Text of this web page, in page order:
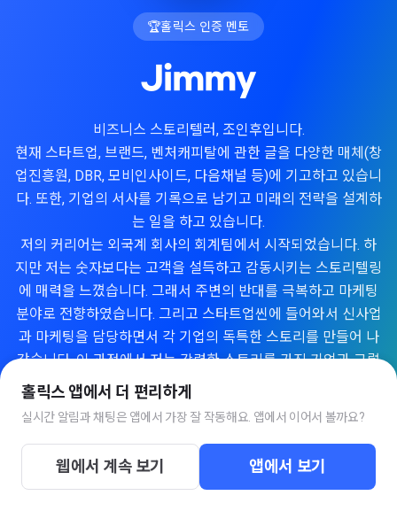
🏆홀릭스 인증 멘토
Jimmy
비즈니스 스토리텔러, 조인후입니다.
현재 스타트업, 브랜드, 벤처캐피탈에 관한 글을 다양한 매체(창
업진흥원, DBR, 모비인사이드, 다음채널 등)에 기고하고 있습니
다. 또한, 기업의 서사를 기록으로 남기고 미래의 전략을 설계하
는 일을 하고 있습니다.
저의 커리어는 외국계 회사의 회계팀에서 시작되었습니다. 하
지만 저는 숫자보다는 고객을 설득하고 감동시키는 스토리텔링
에 매력을 느꼈습니다. 그래서 주변의 반대를 극복하고 마케팅
분야로 전향하였습니다. 그리고 스타트업씬에 들어와서 신사업
과 마케팅을 담당하면서 각 기업의 독특한 스토리를 만들어 나
갔습니다. 이 과정에서 저는 강력한 스토리를 가진 기업과 그렇
지 않은 기업 사이에 큰 차이가 있다는 것을 몸소 느꼈습니다.
신만의 스토리를 가지고 있기 때문에 우리 모두는 스토리텔러
가 될 수 있습니다. 스토리는 단순히 기억에 남는 것뿐만 아니라
감정에 영향을 줍니다. 우리를 감정의 롤러코스터에 태워 행복
홀릭스 앱에서 더 편리하게
실시간 알림과 채팅은 앱에서 가장 잘 작동해요. 앱에서 이어서 볼까요?
웹에서 계속 보기 앱에서 보기